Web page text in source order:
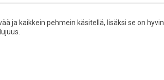
ja kaikkein pehmein käsitellä, lisäksi se on hyvin